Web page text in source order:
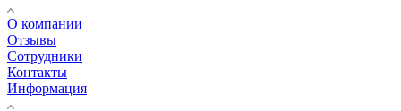
О компании
Отзывы
Сотрудники
Контакты
Информация